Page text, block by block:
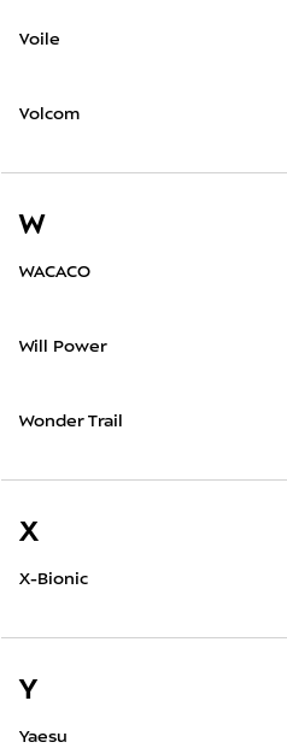
Voile
Volcom
W
WACACO
Will Power
Wonder Trail
X
X-Bionic
Y
Yaesu